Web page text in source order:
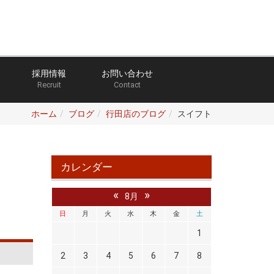
採用情報
Recruit
お問い合わせ
Contact
ホーム ブログ 行田店のブログ スイフト
カレンダー
« 8月 »
日 月 火 水 木 金 土
1
2 3 4 5 6 7 8